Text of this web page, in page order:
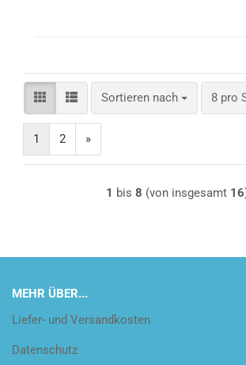
Sortieren nach
Sortieren nach 8 pro
pro
1 2 »
1 bis 8 (von insgesamt 16
MEHR ÜBER...
Liefer- und Versandkosten
Datenschutz